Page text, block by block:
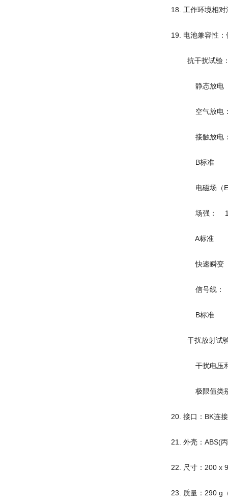
18. 工作环境相
19. 电池兼容性
抗干扰试验
静态放电（
空气放电：
接触放电：
B标准
电磁场（EN
场强： 10
A标准
快速瞬变（
信号线： ±1
B标准
干扰放射试
干扰电压和射
极限值类
20. 接口：BK连
21. 外壳：ABS(
22. 尺寸：200 x
23. 质量：290 g